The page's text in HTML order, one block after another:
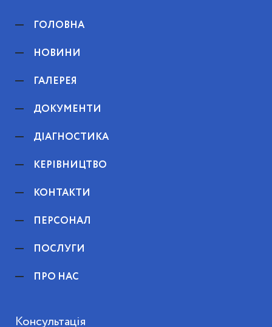
ГОЛОВНА
НОВИНИ
ГАЛЕРЕЯ
ДОКУМЕНТИ
ДІАГНОСТИКА
КЕРІВНИЦТВО
КОНТАКТИ
ПЕРСОНАЛ
ПОСЛУГИ
ПРО НАС
Консультація